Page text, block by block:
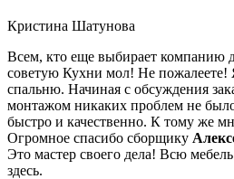
Кристина Шатунова
Всем, кто еще выбирает компанию
советую Кухни мол! Не пожалеете!
спальню. Начиная с обсуждения
монтажом никаких проблем не
быстро и качественно. К тому же
Огромное спасибо сборщику
Это мастер своего дела! Всю мебель
здесь.